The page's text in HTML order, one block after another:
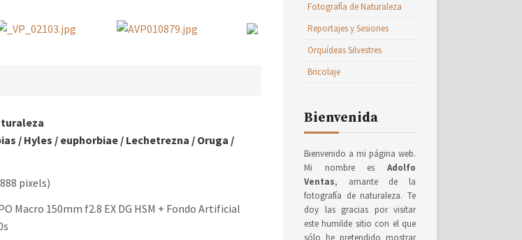
/ Hyles / euphorbiae / Lechetrezna / Oruga /
pixels)
Macro 150mm f2.8 EX DG HSM + Fondo Artificial
Fotografía de Naturaleza
Reportajes y Sesiones
Orquídeas Silvestres
Bricolaje
Bienvenida
Bienvenido a mi página web.
Mi nombre es Adolfo
Ventas, amante de la
fotografía de naturaleza. Te
doy las gracias por visitar
este humilde sitio con el que
sólo he pretendido mostrar